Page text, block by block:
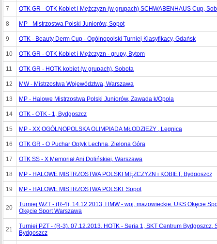
7 OTK GR - OTK Kobiet i Mężczyzn (w grupach) SCHWABENHAUS Cup,
8 MP - Mistrzostwa Polski Juniorów, Sopot
9 OTK - Beauty Derm Cup - Ogólnopolski Turniej Klasyfikacy, Gdańsk
10 OTK GR - OTK Kobiet i Mężczyzn - grupy, Bytom
11 OTK GR - HOTK kobiet (w grupach), Sobota
12 MW - Mistrzostwa Województwa, Warszawa
13 MP - Halowe Mistrzostwa Polski Juniorów, Zawada k/Opola
14 OTK - OTK - 1, Bydgoszcz
15 MP - XX OGÓLNOPOLSKA OLIMPIADA MŁODZIEŻY , Legnica
16 OTK GR - O Puchar Optyk Lechna, Zielona Góra
17 OTK SS - X Memoriał Ani Dolińskiej, Warszawa
18 MP - HALOWE MISTRZOSTWA POLSKI MĘŻCZYZN i KOBIET, Bydgoszcz
19 MP - HALOWE MISTRZOSTWA POLSKI, Sopot
20
Turniej WZT - (R-4), 14.12.2013, HMW - woj. mazowieckie, UKS Okęcie
Okęcie Sport Warszawa
21
Turniej PZT - (R-3), 07.12.2013, HOTK - Seria 1, SKT Centrum Bydgoszcz,
Bydgoszcz